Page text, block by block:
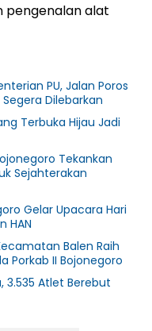
pengenalan alat
PU, Jalan Poros
Dilebarkan
Terbuka Hijau Jadi
Tekankan
Sejahterakan
Gelar Upacara Hari
HAN
Balen Raih
Porkab II Bojonegoro
3.535 Atlet Berebut